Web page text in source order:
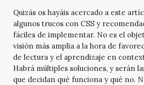
Quizás os hayáis acercado a este
algunos trucos con CSS y
fáciles de implementar. No es el
visión más amplia a la hora de
de lectura y el aprendizaje en
Habrá múltiples soluciones, y serán
que decidan qué funciona y qué no.